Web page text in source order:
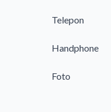
Telepon
Handphone
Foto